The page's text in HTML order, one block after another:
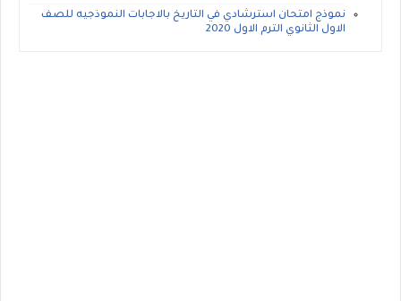
نموذج امتحان استرشادي في التاريخ بالاجابات النموذجيه للصف
الاول الثانوي الترم الاول 2020